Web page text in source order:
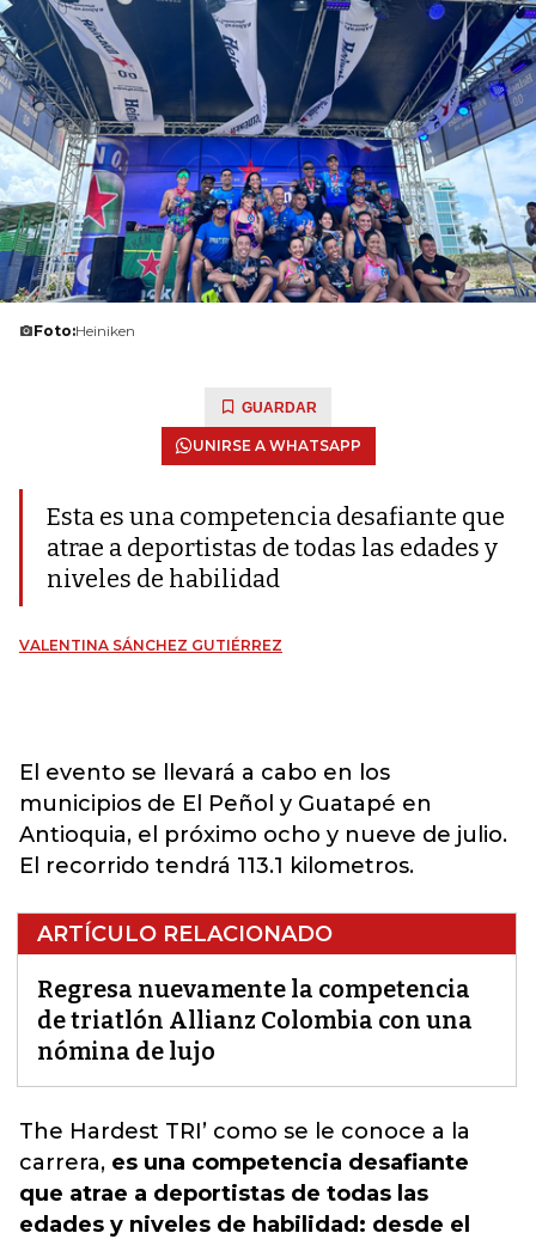
Foto:Heiniken
GUARDAR
UNIRSE A WHATSAPP
Esta es una competencia desafiante que
atrae a deportistas de todas las edades y
niveles de habilidad
VALENTINA SÁNCHEZ GUTIÉRREZ
El evento se llevará a cabo en los
municipios de El Peñol y Guatapé en
Antioquia, el próximo ocho y nueve de julio.
El recorrido tendrá 113.1 kilometros.
ARTÍCULO RELACIONADO
Regresa nuevamente la competencia
de triatlón Allianz Colombia con una
nómina de lujo
The Hardest TRI’ como se le conoce a la
carrera, es una competencia desafiante
que atrae a deportistas de todas las
edades y niveles de habilidad: desde el